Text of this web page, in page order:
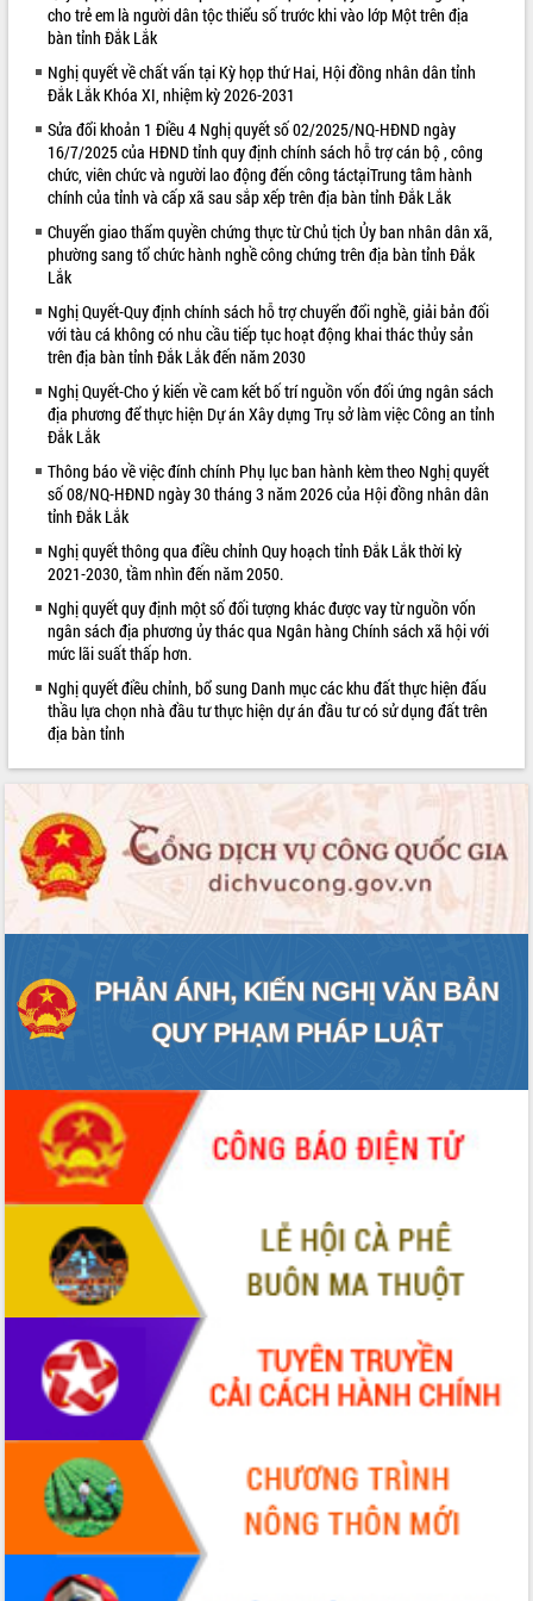
Rà soát, hoàn thiện hệ thống thiết chế
văn hóa, thể thao đáp ứng yêu cầu
phát triển mới
Thường trực HĐND tỉnh Đắk Lắk gặp
mặt Đoàn chuyên gia y tế TP. Hồ Chí
Minh
Lễ truy điệu và an táng hài cốt liệt sĩ
tại Nghĩa trang Liệt sĩ xã Sơn Hòa
Bàn giải pháp tháo gỡ khó khăn trong
xuất khẩu sầu riêng và triển khai quy
định EUDR
Thứ trưởng Bộ Nông nghiệp và Môi
trường Nguyễn Hoàng Hiệp khảo sát
vùng trồng và doanh nghiệp đóng gói
sầu riêng tại Đắk Lắk
Trình diễn nghệ thuật chế biến các
món ăn từ sầu riêng
Đắk Lắk công bố Quy hoạch và xúc
tiến đầu tư tỉnh
Ngành cá ngừ Đắk Lắk chủ động thích
ứng để giữ vững thị trường xuất khẩu
Diễn đàn Kinh tế tư nhân Việt Nam đột
Đề án 06 tạo bước ngoặt đột phá trong
cải cách hành chính tỉnh Đắk Lắk
Kết nối tour, đẩy mạnh chuyển đổi số
để phát triển du lịch Đắk Lắk
Khởi động Dự án Đầu tư xây dựng hạ
Gặp mặt các cơ quan báo chí nhân Kỷ
niệm 101 năm Ngày Báo chí Cách
mạng Việt Nam
Đắk Lắk sơ kết 4 năm triển khai thực
hiện Đề án 06 của Chính phủ
Họp báo thông tin về Hội nghị Công bố
Lắk
Khơi thông điểm nghẽn, đẩy nhanh
giải ngân vốn khắc phục thiên tai
hoạch tỉnh thời kỳ 2021-2030
Hội thảo góp ý hồ sơ điều chỉnh quy
hoạch tỉnh Đắk Lắk thời kỳ 2021-2030,
tầm nhìn đến năm 2050
Nâng cao hiệu quả hoạt động của các
doanh nghiệp nhà nước
Hội nghị triển khai kết nối mạng
truyền số liệu chuyên dùng phục vụ cơ
quan Đảng, Nhà nước
Lễ phát động chuỗi hoạt động chung
tay làm sạch môi trường
Xã Ea Kar bước chuyển mình trong
công tác cải cách hành chính mô hình
UBND tỉnh họp báo định kỳ tháng 4
năm 2026
Hội thảo khoa học “Giải pháp thúc đẩy
phát triển nền kinh tế xanh tại tỉnh
Đắk Lắk”
Tăng cường giám sát, đôn đốc thực
LIÊN KẾT WEB
cho trẻ em là người dân tộc thiểu số trước khi vào lớp Một trên địa
bàn tỉnh Đắk Lắk
Nghị quyết về chất vấn tại Kỳ họp thứ Hai, Hội đồng nhân dân tỉnh
Đắk Lắk Khóa XI, nhiệm kỳ 2026-2031
Sửa đổi khoản 1 Điều 4 Nghị quyết số 02/2025/NQ-HĐND ngày
16/7/2025 của HĐND tỉnh quy định chính sách hỗ trợ cán bộ , công
chức, viên chức và người lao động đến công táctạiTrung tâm hành
chính của tỉnh và cấp xã sau sắp xếp trên địa bàn tỉnh Đắk Lắk
Chuyển giao thẩm quyền chứng thực từ Chủ tịch Ủy ban nhân dân xã,
phường sang tổ chức hành nghề công chứng trên địa bàn tỉnh Đắk
Lắk
Nghị Quyết-Quy định chính sách hỗ trợ chuyển đổi nghề, giải bản đối
với tàu cá không có nhu cầu tiếp tục hoạt động khai thác thủy sản
trên địa bàn tỉnh Đắk Lắk đến năm 2030
Nghị Quyết-Cho ý kiến về cam kết bố trí nguồn vốn đối ứng ngân sách
địa phương để thực hiện Dự án Xây dựng Trụ sở làm việc Công an tỉnh
Đắk Lắk
Thông báo về việc đính chính Phụ lục ban hành kèm theo Nghị quyết
số 08/NQ-HĐND ngày 30 tháng 3 năm 2026 của Hội đồng nhân dân
tỉnh Đắk Lắk
Nghị quyết thông qua điều chỉnh Quy hoạch tỉnh Đắk Lắk thời kỳ
2021-2030, tầm nhìn đến năm 2050.
Nghị quyết quy định một số đối tượng khác được vay từ nguồn vốn
ngân sách địa phương ủy thác qua Ngân hàng Chính sách xã hội với
mức lãi suất thấp hơn.
Nghị quyết điều chỉnh, bổ sung Danh mục các khu đất thực hiện đấu
thầu lựa chọn nhà đầu tư thực hiện dự án đầu tư có sử dụng đất trên
địa bàn tỉnh